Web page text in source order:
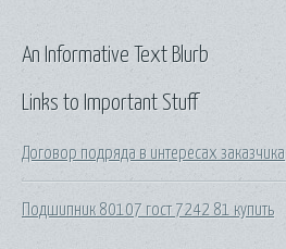
Links to Important Stuff
Договор подряда в интересах заказчика
Подшипник 80107 гост 7242 81 купить
An Informative Text Blurb